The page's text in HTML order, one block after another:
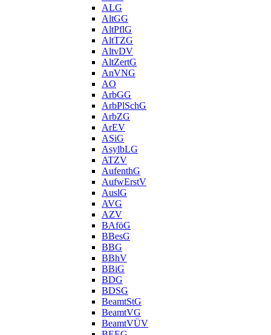
ALG
AltGG
AltPflG
AltTZG
AltvDV
AltZertG
AnVNG
AO
ArbGG
ArbPlSchG
ArbZG
ArEV
ASiG
AsylbLG
ATZV
AufenthG
AufwErstV
AuslG
AVG
AZV
BAföG
BBesG
BBG
BBhV
BBiG
BDG
BDSG
BeamtStG
BeamtVG
BeamtVÜV